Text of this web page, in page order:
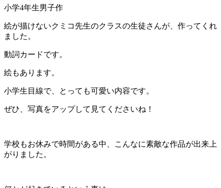
小学4年生男子作
絵が描けないクミコ先生のクラスの生徒さんが、作ってくれ
ました。
動詞カードです。
絵もあります。
小学生目線で、とっても可愛い内容です。
ぜひ、写真をアップして見てくださいね！
学校もお休みで時間がある中、こんなに素敵な作品が出来上
がりました。